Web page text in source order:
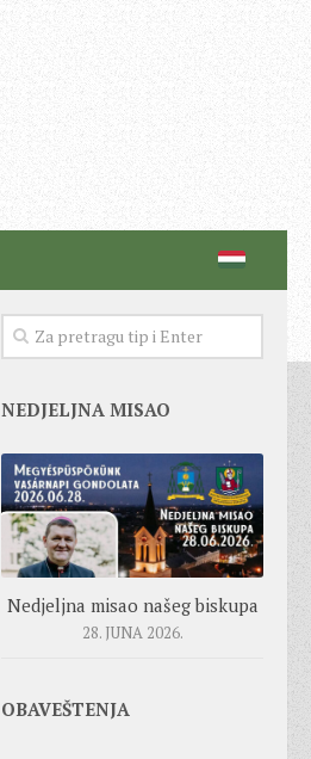
NEDJELJNA MISAO
Nedjeljna misao našeg biskupa
28. JUNA 2026.
OBAVEŠTENJA